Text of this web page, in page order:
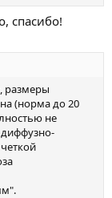
спасибо!
размеры
(норма до 20
не
диффузно-